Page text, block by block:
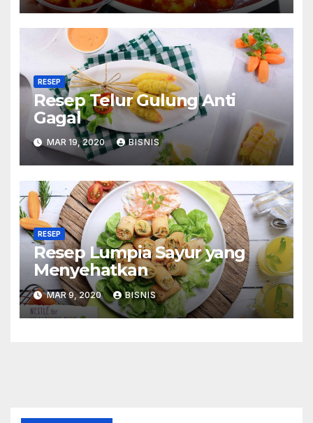
RESEP
Resep Telur Gulung Anti
Gagal
MAR 19, 2020 BISNIS
RESEP
Resep Lumpia Sayur yang
Menyehatkan
MAR 9, 2020 BISNIS